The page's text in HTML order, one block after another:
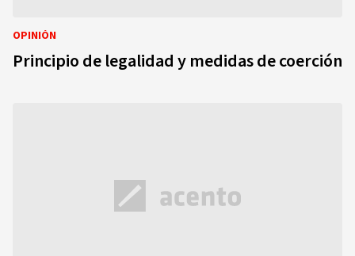
OPINIÓN
Principio de legalidad y medidas de coerción